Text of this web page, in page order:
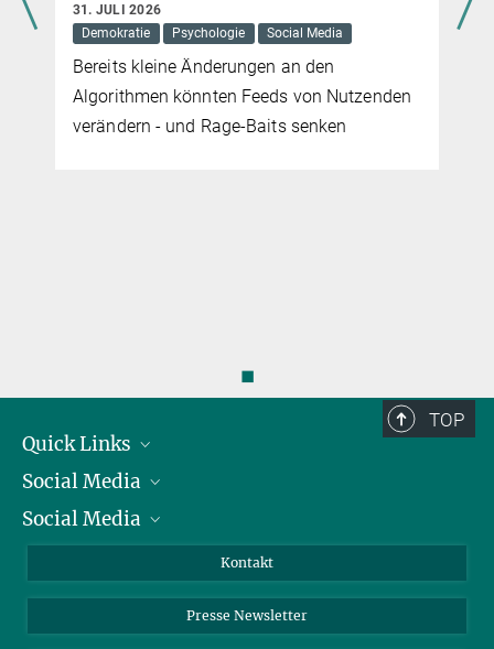
30. JULI 2026
Sozialwissenschaften
Vermögen
Warum die Steuer so umstritten ist, erklärt
Jens Beckert vom Max-Planck-Institut für
Gesellschaftsforschung
◼
TOP
Quick Links
Präsident
Zahlen und Fakten
Meldestelle Fehlverhalten
Social Media
Bluesky
Social Media
YouTube
Kontakt
Presse Newsletter